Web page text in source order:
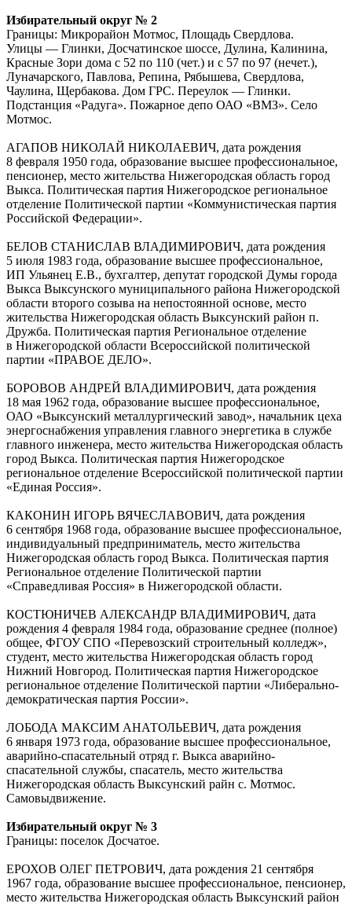
Избирательный округ № 2
Границы: Микрорайон Мотмос, Площадь Свердлова.
Улицы — Глинки, Досчатинское шоссе, Дулина, Калинина,
Красные Зори дома с 52 по 110 (чет.) и с 57 по 97 (нечет.),
Луначарского, Павлова, Репина, Рябышева, Свердлова,
Чаулина, Щербакова. Дом ГРС. Переулок — Глинки.
Подстанция «Радуга». Пожарное депо ОАО «ВМЗ». Село
Мотмос.
АГАПОВ НИКОЛАЙ НИКОЛАЕВИЧ, дата рождения
8 февраля 1950 года, образование высшее профессиональное,
пенсионер, место жительства Нижегородская область город
Выкса. Политическая партия Нижегородское региональное
отделение Политической партии «Коммунистическая партия
Российской Федерации».
БЕЛОВ СТАНИСЛАВ ВЛАДИМИРОВИЧ, дата рождения
5 июля 1983 года, образование высшее профессиональное,
ИП Ульянец Е.В., бухгалтер, депутат городской Думы города
Выкса Выксунского муниципального района Нижегородской
области второго созыва на непостоянной основе, место
жительства Нижегородская область Выксунский район п.
Дружба. Политическая партия Региональное отделение
в Нижегородской области Всероссийской политической
партии «ПРАВОЕ ДЕЛО».
БОРОВОВ АНДРЕЙ ВЛАДИМИРОВИЧ, дата рождения
18 мая 1962 года, образование высшее профессиональное,
ОАО «Выксунский металлургический завод», начальник цеха
энергоснабжения управления главного энергетика в службе
главного инженера, место жительства Нижегородская область
город Выкса. Политическая партия Нижегородское
региональное отделение Всероссийской политической партии
«Единая Россия».
КАКОНИН ИГОРЬ ВЯЧЕСЛАВОВИЧ, дата рождения
6 сентября 1968 года, образование высшее профессиональное,
индивидуальный предприниматель, место жительства
Нижегородская область город Выкса. Политическая партия
Региональное отделение Политической партии
«Справедливая Россия» в Нижегородской области.
КОСТЮНИЧЕВ АЛЕКСАНДР ВЛАДИМИРОВИЧ, дата
рождения 4 февраля 1984 года, образование среднее (полное)
общее, ФГОУ СПО «Перевозский строительный колледж»,
студент, место жительства Нижегородская область город
Нижний Новгород. Политическая партия Нижегородское
региональное отделение Политической партии «Либерально-
демократическая партия России».
ЛОБОДА МАКСИМ АНАТОЛЬЕВИЧ, дата рождения
6 января 1973 года, образование высшее профессиональное,
аварийно-спасательный отряд г. Выкса аварийно-
спасательной службы, спасатель, место жительства
Нижегородская область Выксунский райн с. Мотмос.
Самовыдвижение.
Избирательный округ № 3
Границы: поселок Досчатое.
ЕРОХОВ ОЛЕГ ПЕТРОВИЧ, дата рождения 21 сентября
1967 года, образование высшее профессиональное, пенсионер,
место жительства Нижегородская область Выксунский район